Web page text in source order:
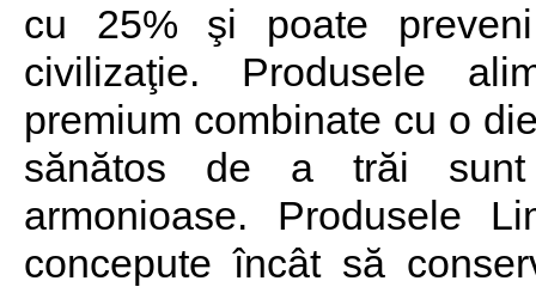
cu 25% şi poate
civilizaţie. Produsele
premium combinate cu o
sănătos de a trăi
armonioase. Produsele
concepute încât să